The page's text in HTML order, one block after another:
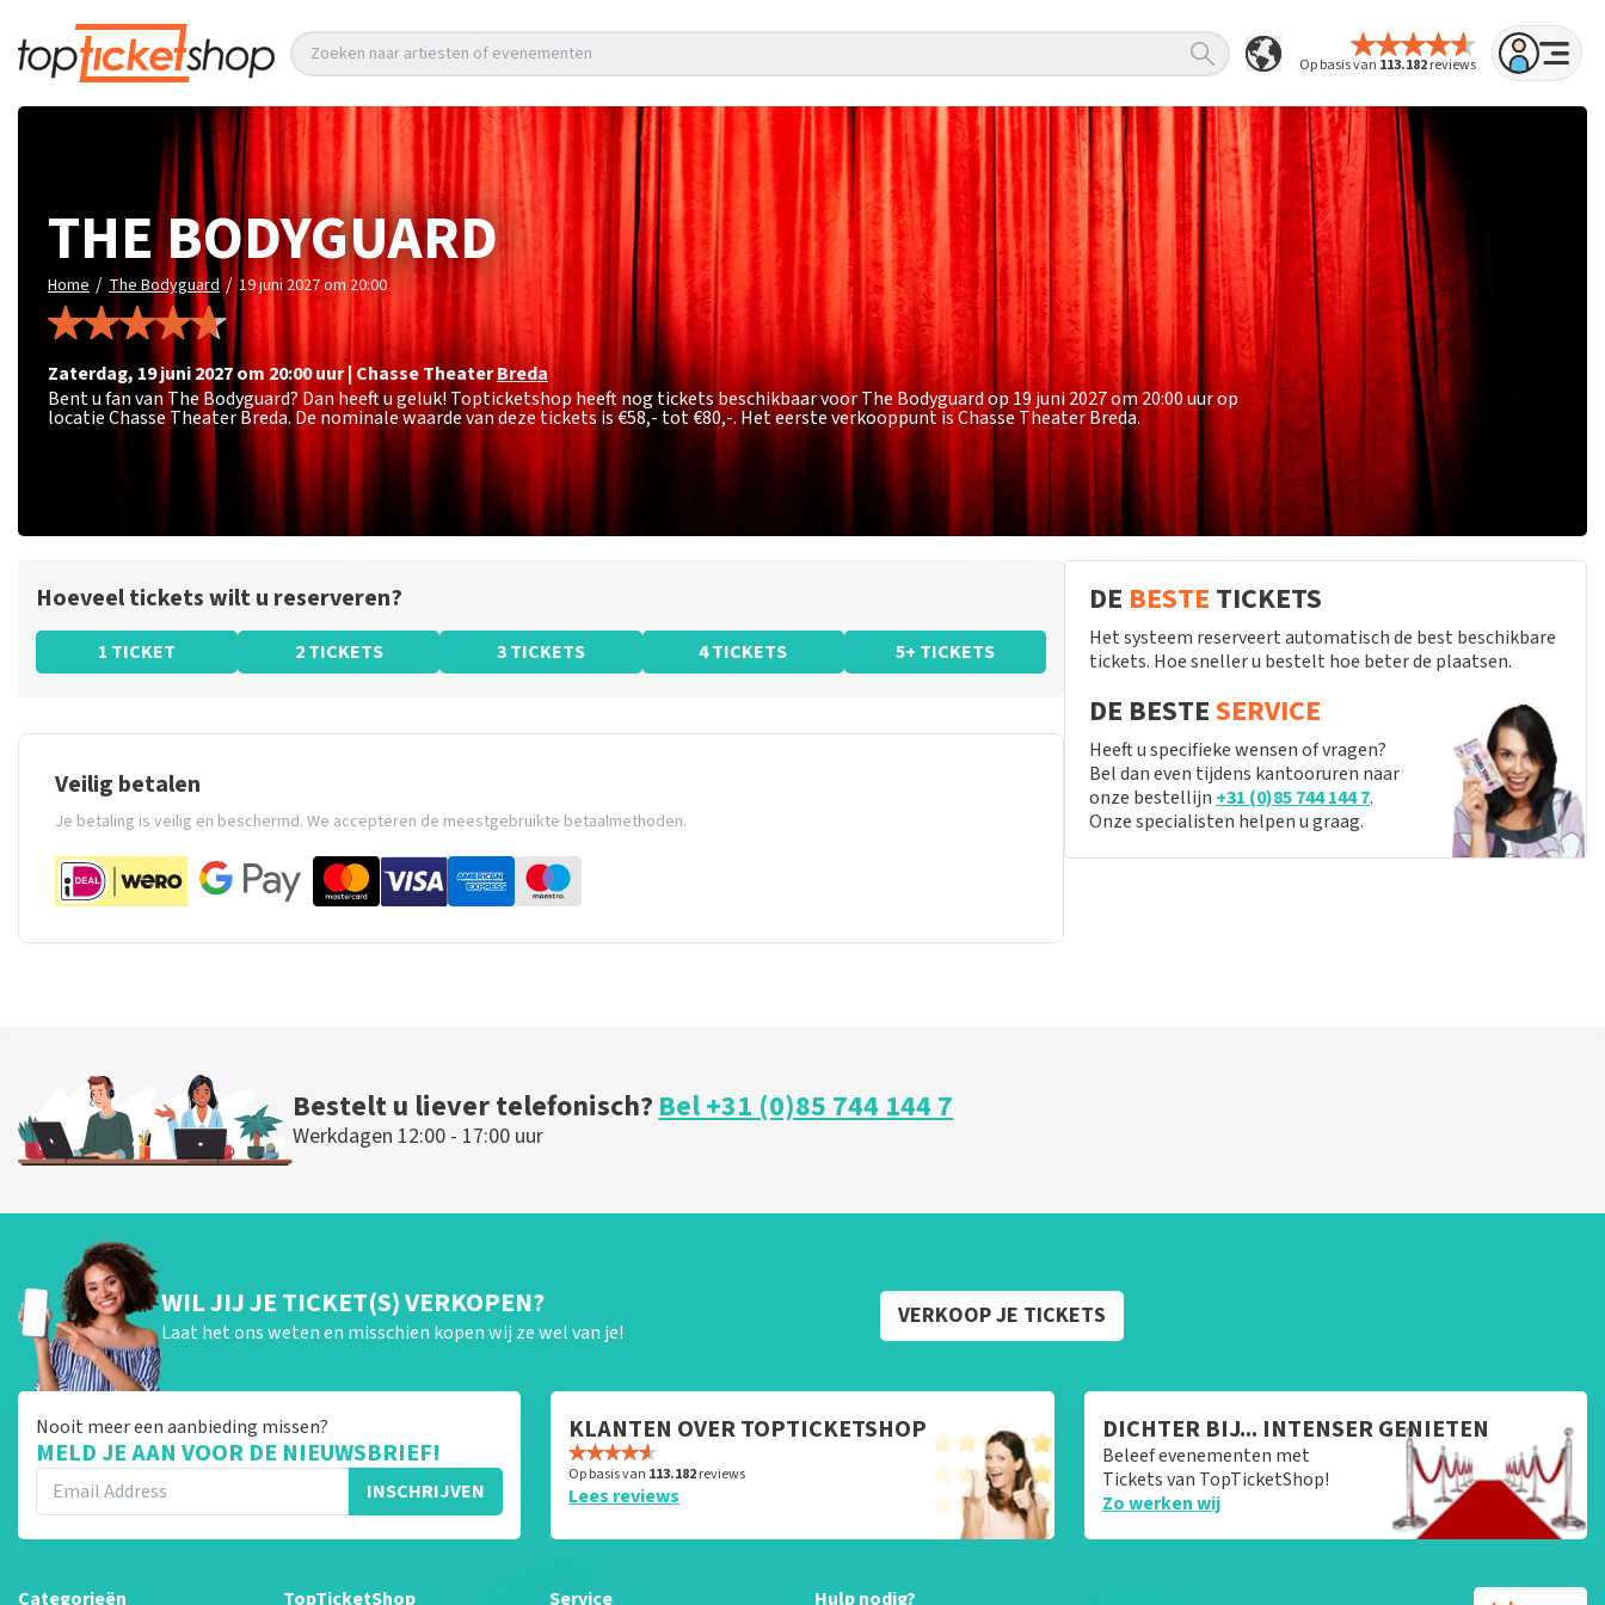
Op basis van 113.182reviews
Zoeken naar artiesten of evenementen
THE BODYGUARD
Home / The Bodyguard / 19 juni 2027 om 20:00
zaterdag, 19 juni 2027 om 20:00uur| Chasse TheaterBreda
Bent u fan van The Bodyguard? Dan heeft u geluk! Topticketshop heeft nog tickets beschikbaar voor The Bodyguard op 19 juni 2027 om 20:00 uur op
locatie Chasse Theater Breda. De nominale waarde van deze tickets is€58,- tot €80,-. Het eerste verkooppunt is Chasse Theater Breda.
Hoeveel tickets wilt u reserveren?
1 TICKET 2 TICKETS 3 TICKETS 4 TICKETS 5+ TICKETS
Veilig betalen
Je betaling is veilig en beschermd. We accepteren de meestgebruikte betaalmethoden.
DE BESTE TICKETS
Het systeem reserveert automatisch de best beschikbare
tickets. Hoe sneller u bestelt hoe beter de plaatsen.
DE BESTESERVICE
Heeft u specifieke wensen of vragen?
Bel dan even tijdens kantooruren naar
onze bestellijn +31 (0)85 744 144 7.
Onze specialisten helpen u graag.
Bestelt u liever telefonisch?Bel +31 (0)85 744 144 7
Werkdagen 12:00 - 17:00 uur
WIL JIJ JE TICKET(S) VERKOPEN?
Laat het ons weten en misschien kopen wij ze wel van je!
VERKOOP JE TICKETS
Nooit meer een aanbieding missen?
MELD JE AAN VOOR DE NIEUWSBRIEF!
INSCHRIJVEN
KLANTEN OVER TOPTICKETSHOP
Op basis van 113.182reviews
Lees reviews
DICHTER BIJ... INTENSER GENIETEN
Beleef evenementen met
Tickets van TopTicketShop!
Zo werken wij
Categorieën TopTicketShop Service Hulp nodig?